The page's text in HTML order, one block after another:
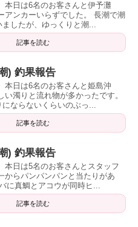
本日は6名のお客さんと伊予灘
アンカーいらずでした。 長潮で潮
したが、ゆっくりと潮...
記事を読む
) 釣果報告
本日は6名のお客さんと姫島沖
い濁りと流れ物が多かったです。
ならないくらいのぶっ...
記事を読む
) 釣果報告
本日は5名のお客さんとスタッフ
からパンパンパンと当たりがあ
に真鯛とアコウが同時ヒ...
記事を読む